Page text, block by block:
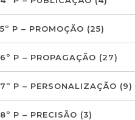
5º P – PROMOÇÃO (25)
6º P – PROPAGAÇÃO (27)
7º P – PERSONALIZAÇÃO (9)
8º P – PRECISÃO (3)